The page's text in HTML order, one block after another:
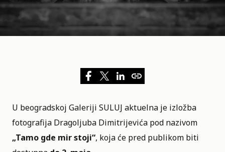
U beogradskoj Galeriji SULUJ aktuelna je izložba
fotografija Dragoljuba Dimitrijevića pod nazivom
„Tamo gde mir stoji“, koja će pred publikom biti